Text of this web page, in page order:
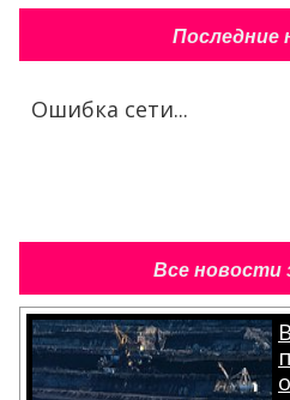
Последние
Ошибка сети...
Все новости